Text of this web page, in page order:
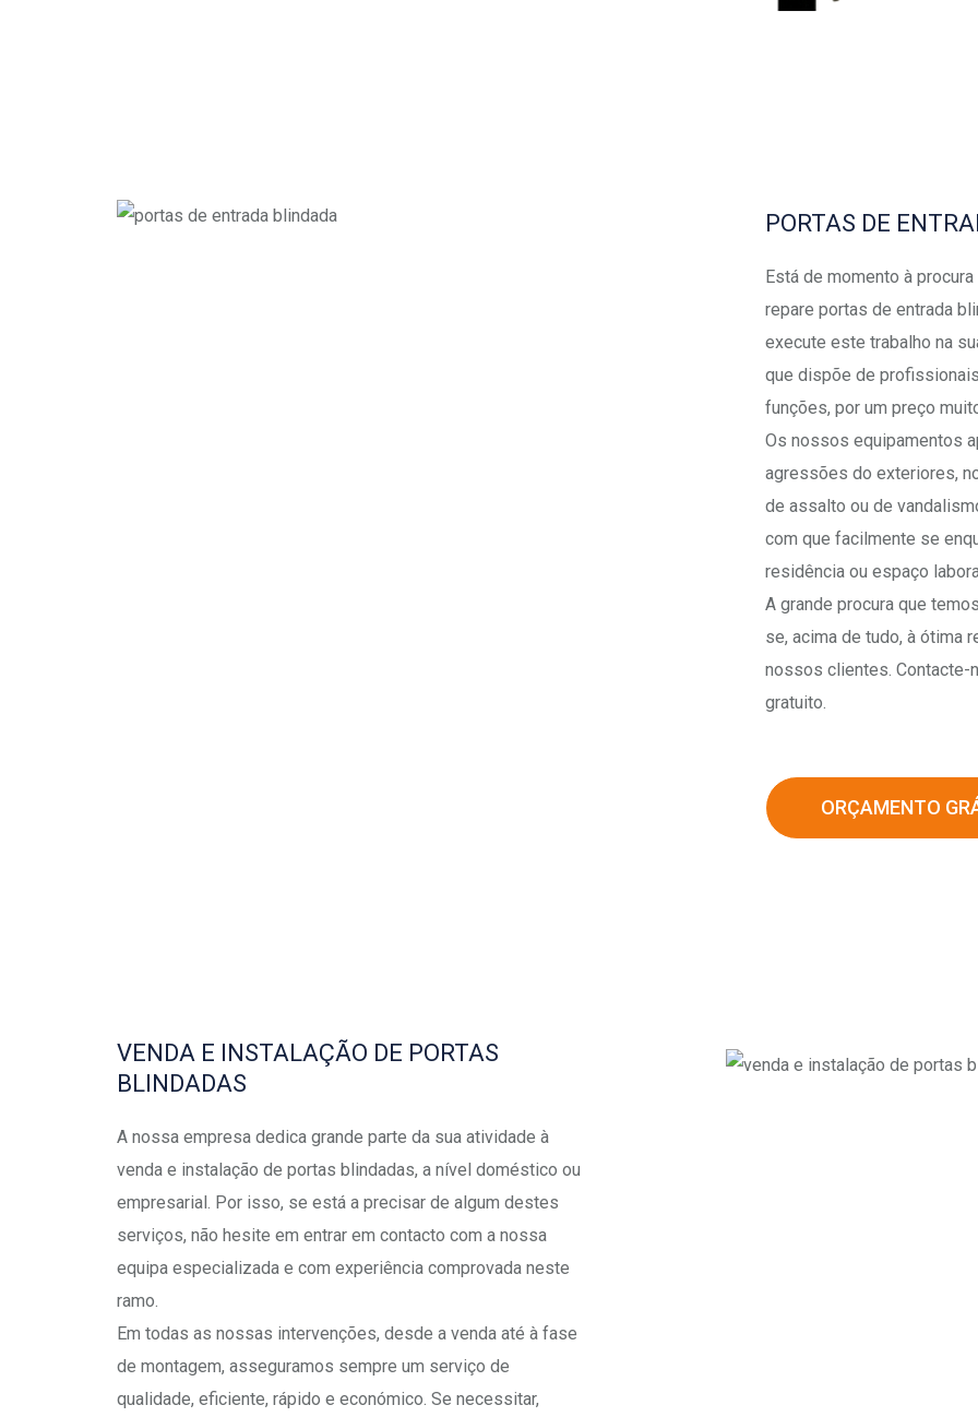
PORTAS DE
Está de momento à
repare portas de entrada
execute este trabalho na
que dispõe de
funções, por um preço
Os nossos equipamentos
agressões do exteriores,
de assalto ou de
com que facilmente se
residência ou espaço
A grande procura que
se, acima de tudo, à ótima
nossos clientes. Contacte-
gratuito.
ORÇAMENTO
VENDA E INSTALAÇÃO DE PORTAS
BLINDADAS
A nossa empresa dedica grande parte da sua atividade à
venda e instalação de portas blindadas, a nível doméstico ou
empresarial. Por isso, se está a precisar de algum destes
serviços, não hesite em entrar em contacto com a nossa
equipa especializada e com experiência comprovada neste
ramo.
Em todas as nossas intervenções, desde a venda até à fase
de montagem, asseguramos sempre um serviço de
qualidade, eficiente, rápido e económico. Se necessitar,